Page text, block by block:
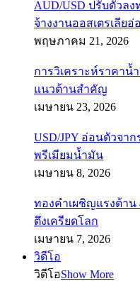
AUD/USD ปรับตัวลง
จ้างงานออสเตรเลีย
พฤษภาคม 21, 2026
การวิเคราะห์ราคา
แนวต้านสำคัญ
เมษายน 23, 2026
USD/JPY อ่อนตัวจา
พรีเมียมน้ำมัน
เมษายน 8, 2026
ทองคำเผชิญแรงต้าน
ตึงเครียดโลก
เมษายน 7, 2026
วิดีโอ
วิดีโอShow More